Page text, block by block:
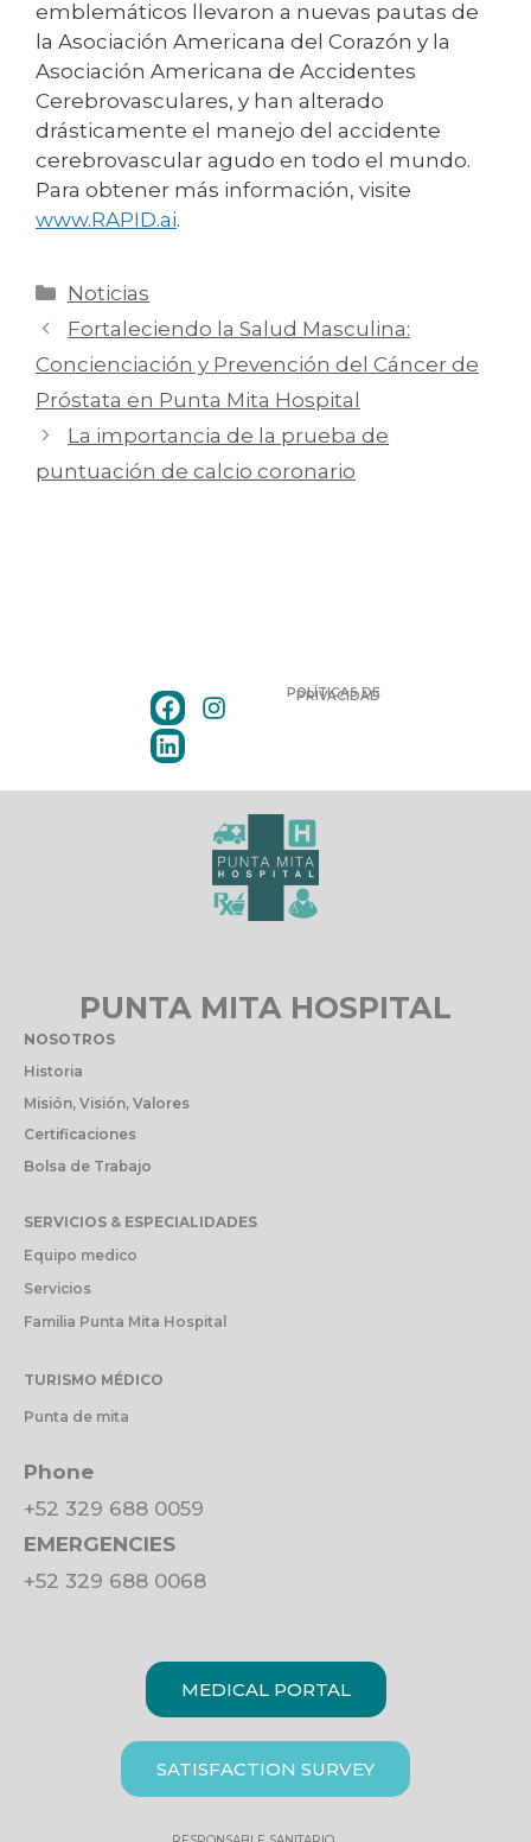
emblemáticos llevaron a nuevas pautas de
la Asociación Americana del Corazón y la
Asociación Americana de Accidentes
Cerebrovasculares, y han alterado
drásticamente el manejo del accidente
cerebrovascular agudo en todo el mundo.
Para obtener más información, visite
www.RAPID.ai.
Noticias
Fortaleciendo la Salud Masculina:
Concienciación y Prevención del Cáncer de
Próstata en Punta Mita Hospital
La importancia de la prueba de
puntuación de calcio coronario
POLÍTICAS DE
PRIVACIDAD
PUNTA MITA HOSPITAL
NOSOTROS
Historia
Misión, Visión, Valores
Certificaciones
Bolsa de Trabajo
SERVICIOS & ESPECIALIDADES
Equipo medico
Servicios
Familia Punta Mita Hospital
TURISMO MÉDICO
Punta de mita
Phone
+52 329 688 0059
EMERGENCIES
+52 329 688 0068
MEDICAL PORTAL
SATISFACTION SURVEY